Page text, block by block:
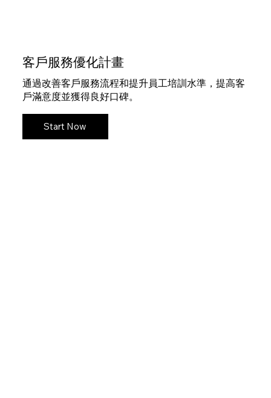
客戶服務優化計畫
通過改善客戶服務流程和提升員工培訓水準，提高客
戶滿意度並獲得良好口碑。
Start Now